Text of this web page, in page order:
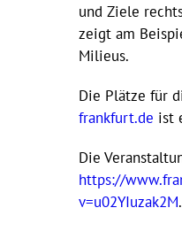
und Ziele
zeigt am
Milieus.
Die Plätze für
frankfurt.de ist
Die
https://
v=u02YIuzak2M.